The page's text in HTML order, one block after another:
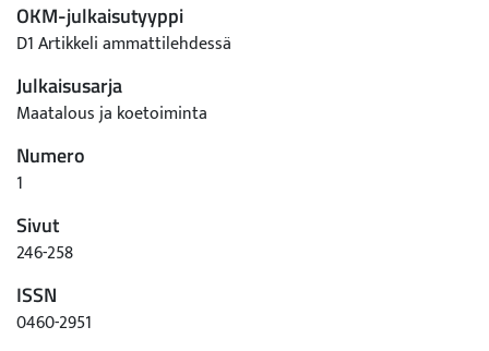
OKM-julkaisutyyppi
D1 Artikkeli ammattilehdessä
Julkaisusarja
Maatalous ja koetoiminta
Numero
1
Sivut
246-258
ISSN
0460-2951